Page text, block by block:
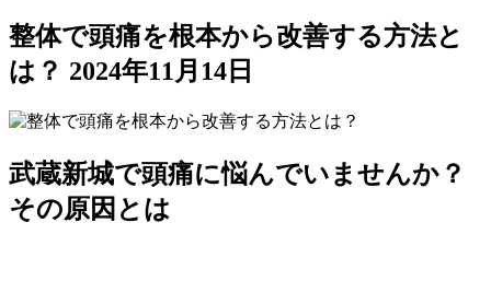
整体で頭痛を根本から改善する方法と
は？ 2024年11月14日
武蔵新城で頭痛に悩んでいませんか？
その原因とは